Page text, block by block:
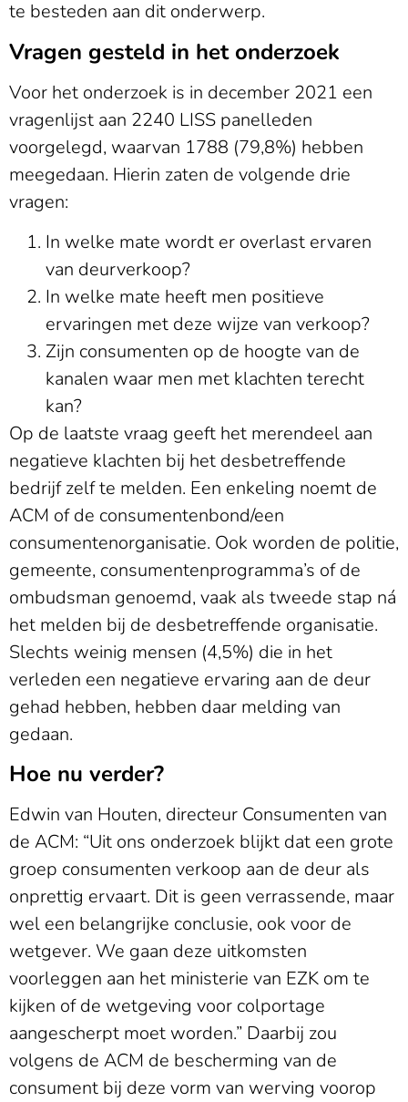
te besteden aan dit onderwerp.
Vragen gesteld in het onderzoek
Voor het onderzoek is in december 2021 een
vragenlijst aan 2240 LISS panelleden
voorgelegd, waarvan 1788 (79,8%) hebben
meegedaan. Hierin zaten de volgende drie
vragen:
In welke mate wordt er overlast ervaren
van deurverkoop?
In welke mate heeft men positieve
ervaringen met deze wijze van verkoop?
Zijn consumenten op de hoogte van de
kanalen waar men met klachten terecht
kan?
Op de laatste vraag geeft het merendeel aan
negatieve klachten bij het desbetreffende
bedrijf zelf te melden. Een enkeling noemt de
ACM of de consumentenbond/een
consumentenorganisatie. Ook worden de politie,
gemeente, consumentenprogramma’s of de
ombudsman genoemd, vaak als tweede stap ná
het melden bij de desbetreffende organisatie.
Slechts weinig mensen (4,5%) die in het
verleden een negatieve ervaring aan de deur
gehad hebben, hebben daar melding van
gedaan.
Hoe nu verder?
Edwin van Houten, directeur Consumenten van
de ACM: “Uit ons onderzoek blijkt dat een grote
groep consumenten verkoop aan de deur als
onprettig ervaart. Dit is geen verrassende, maar
wel een belangrijke conclusie, ook voor de
wetgever. We gaan deze uitkomsten
voorleggen aan het ministerie van EZK om te
kijken of de wetgeving voor colportage
aangescherpt moet worden.” Daarbij zou
volgens de ACM de bescherming van de
consument bij deze vorm van werving voorop